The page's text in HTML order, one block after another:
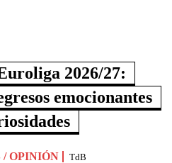
2026/27:
emocionantes
OPINIÓN
TdB